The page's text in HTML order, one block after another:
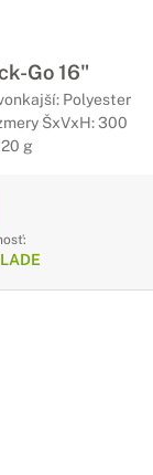
Go 16"
Polyester
ŠxVxH: 300
g